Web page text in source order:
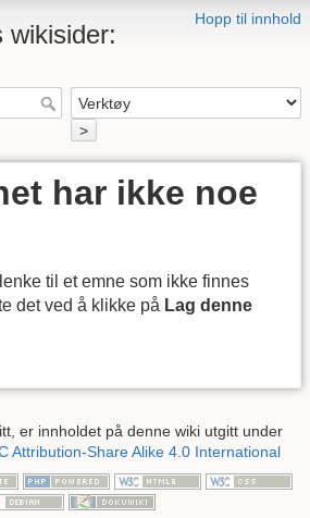
Hopp til innhold
wikisider:
>
har ikke noe
til et emne som ikke finnes
det ved å klikke på Lag denne
er innholdet på denne wiki utgitt under
Attribution-Share Alike 4.0 International